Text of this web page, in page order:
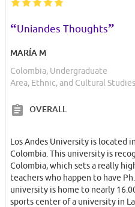
“Uniandes Thoughts”
MARÍA M
Colombia, Undergraduate
Area, Ethnic, and Cultural
OVERALL
Los Andes University is located
Colombia. This university is
Colombia, which sets a really
teachers who happen to have
university is home to nearly
sports center of a university in